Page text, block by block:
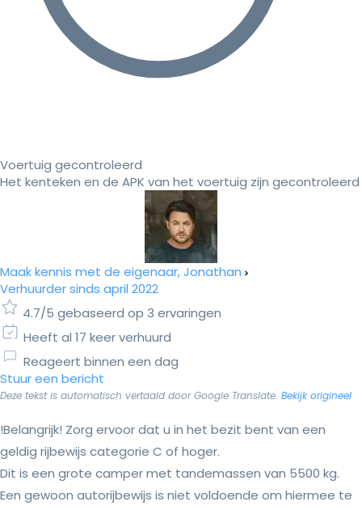
Voertuig gecontroleerd
Het kenteken en de APK van het voertuig zijn gecontroleerd
Maak kennis met de eigenaar, Jonathan
Verhuurder sinds april 2022
4.7/5 gebaseerd op 3 ervaringen
Heeft al 17 keer verhuurd
Reageert binnen een dag
Stuur een bericht
Deze tekst is automatisch vertaald door Google Translate. Bekijk origineel
!Belangrijk! Zorg ervoor dat u in het bezit bent van een
geldig rijbewijs categorie C of hoger.
Dit is een grote camper met tandemassen van 5500 kg.
Een gewoon autorijbewijs is niet voldoende om hiermee te